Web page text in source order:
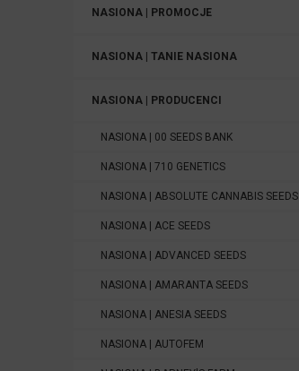
NASIONA | PROMOCJE
NASIONA | TANIE NASIONA
NASIONA | PRODUCENCI
NASIONA | 00 SEEDS BANK
NASIONA | 710 GENETICS
NASIONA | ABSOLUTE CANNABIS SEEDS
NASIONA | ACE SEEDS
NASIONA | ADVANCED SEEDS
NASIONA | AMARANTA SEEDS
NASIONA | ANESIA SEEDS
NASIONA | AUTOFEM